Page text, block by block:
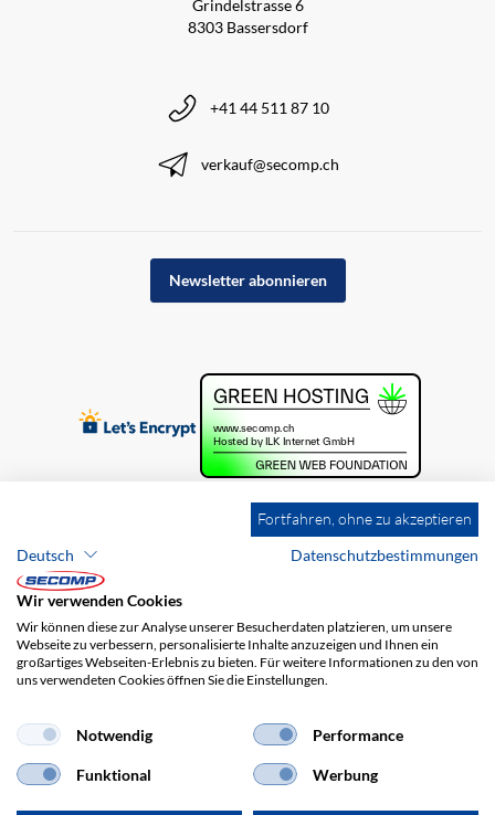
Grindelstrasse 6
8303 Bassersdorf
+41 44 511 87 10
verkauf@secomp.ch
Newsletter abonnieren
Brands Impressum
AGB
Haftungsausschluss
Versandkosten
Fortfahren, ohne zu akzeptieren
Deutsch
Datenschutzbestimmungen
Wir verwenden Cookies
Wir können diese zur Analyse unserer Besucherdaten platzieren, um unsere
Webseite zu verbessern, personalisierte Inhalte anzuzeigen und Ihnen ein
großartiges Webseiten-Erlebnis zu bieten. Für weitere Informationen zu den von
uns verwendeten Cookies öffnen Sie die Einstellungen.
Notwendig Performance
Funktional Werbung